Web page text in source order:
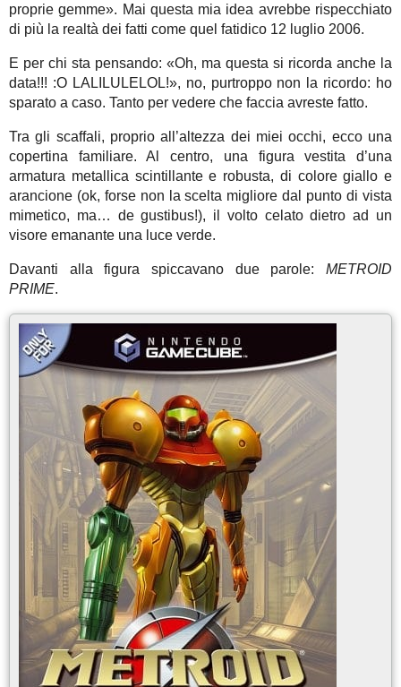
proprie gemme». Mai questa mia idea avrebbe rispecchiato
di più la realtà dei fatti come quel fatidico 12 luglio 2006.
E per chi sta pensando: «Oh, ma questa si ricorda anche la
data!!! :O LALILULELOL!», no, purtroppo non la ricordo: ho
sparato a caso. Tanto per vedere che faccia avreste fatto.
Tra gli scaffali, proprio all’altezza dei miei occhi, ecco una
copertina familiare. Al centro, una figura vestita d’una
armatura metallica scintillante e robusta, di colore giallo e
arancione (ok, forse non la scelta migliore dal punto di vista
mimetico, ma… de gustibus!), il volto celato dietro ad un
visore emanante una luce verde.
Davanti alla figura spiccavano due parole: METROID
PRIME.